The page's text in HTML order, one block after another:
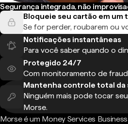
Segurança integrada, não
Bloqueie seu cartão em um
Se for perder, roubarem ou
Notificações instantâneas
Para você saber quando o
Protegido 24/7
Com monitoramento de
Mantenha controle total da
Ninguém mais pode tocar
Morse.
Morse é um Money Services